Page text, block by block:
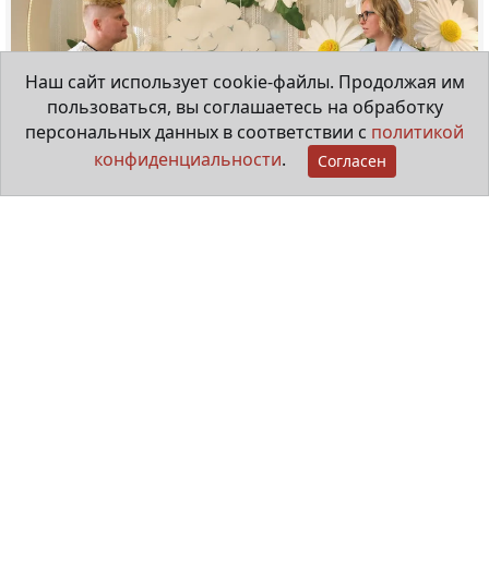
Наш сайт использует cookie-файлы. Продолжая им
пользоваться, вы соглашаетесь на обработку
персональных данных в соответствии с политикой
конфиденциальности. Согласен